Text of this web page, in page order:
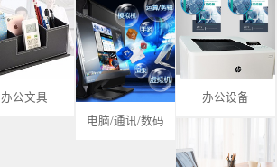
办公文具
电脑/通讯/数码
办公设备